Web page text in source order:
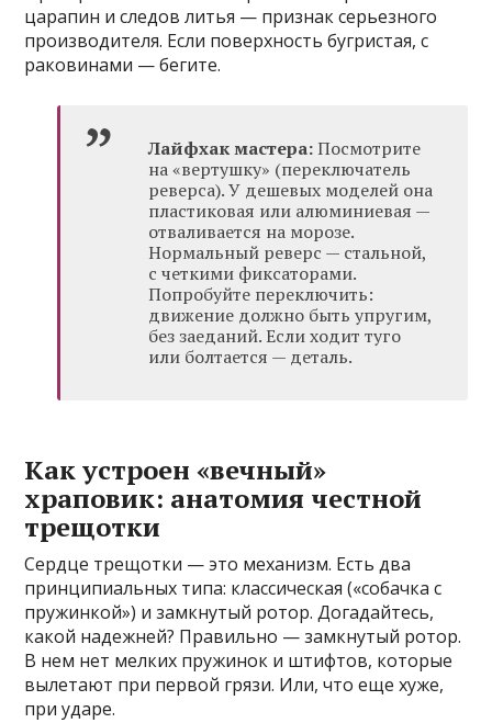
царапин и следов литья — признак серьезного
производителя. Если поверхность бугристая, с
раковинами — бегите.
Лайфхак мастера:Посмотрите
на «вертушку» (переключатель
реверса). У дешевых моделей она
пластиковая или алюминиевая —
отваливается на морозе.
Нормальный реверс — стальной,
с четкими фиксаторами.
Попробуйте переключить:
движение должно быть упругим,
без заеданий. Если ходит туго
или болтается — деталь.
Как устроен «вечный»
храповик: анатомия честной
трещотки
Сердце трещотки — это механизм. Есть два
принципиальных типа: классическая («собачка с
пружинкой») и замкнутый ротор. Догадайтесь,
какой надежней? Правильно — замкнутый ротор.
В нем нет мелких пружинок и штифтов, которые
вылетают при первой грязи. Или, что еще хуже,
при ударе.